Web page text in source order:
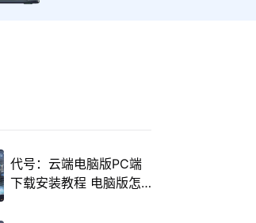
代号：云端电脑版PC端
下载安装教程 电脑版怎